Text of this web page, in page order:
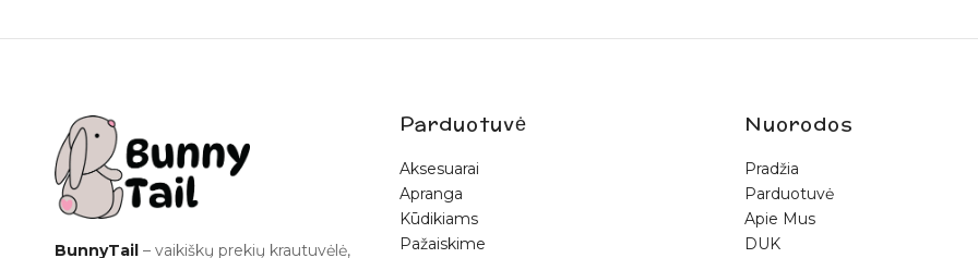
BunnyTail – vaikiškų prekių krautuvėlė,
Parduotuvė
Aksesuarai
Apranga
Kūdikiams
Pažaiskime
Nuorodos
Pradžia
Parduotuvė
Apie Mus
DUK